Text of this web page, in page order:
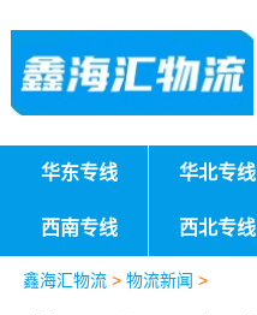
华东专线 华北专线
西南专线 西北专线
鑫海汇物流> 物流新闻 >